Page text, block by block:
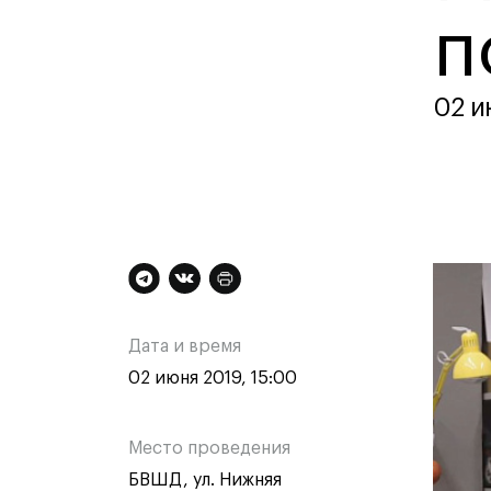
02
Дополнительная
информация
о
Дата и время
02 июня 2019, 15:00
Место проведения
БВШД, ул. Нижняя
о